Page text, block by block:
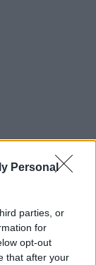
Personal
parties, or
for
opt-out
that after your
πύρινα